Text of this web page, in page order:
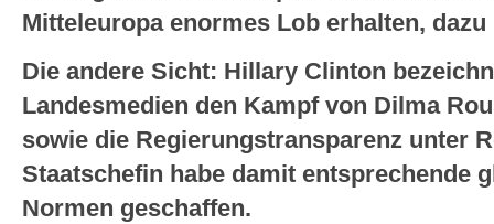
Mitteleuropa enormes Lob erhalten,
Die andere Sicht: Hillary Clinton
Landesmedien den Kampf von Dilma
sowie die Regierungstransparenz unter
Staatschefin habe damit entsprechende
Normen geschaffen.